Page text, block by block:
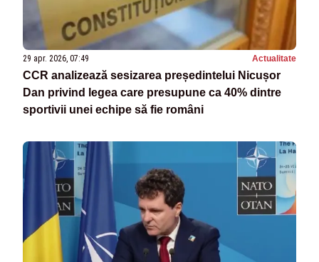
29 apr. 2026, 07:49 Actualitate
CCR analizează sesizarea președintelui Nicușor
Dan privind legea care presupune ca 40% dintre
sportivii unei echipe să fie români